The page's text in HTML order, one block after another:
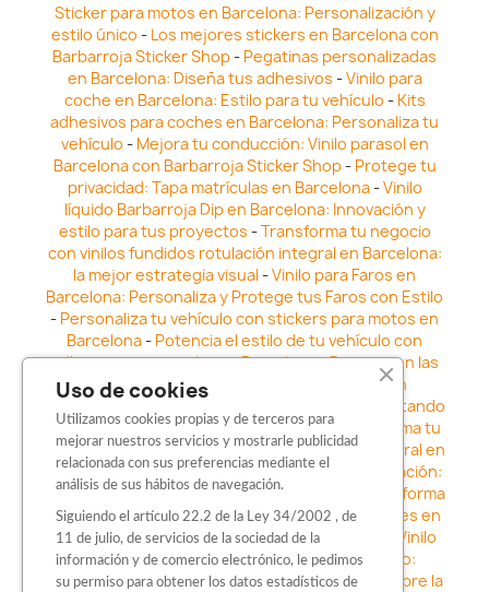
Sticker para motos en Barcelona: Personalización y
estilo único - Los mejores stickers en Barcelona con
Barbarroja Sticker Shop- Pegatinas personalizadas
en Barcelona: Diseña tus adhesivos -Vinilo para
coche en Barcelona: Estilo para tu vehículo - Kits
adhesivos para coches en Barcelona: Personaliza tu
vehículo - Mejora tu conducción: Vinilo parasol en
Barcelona con Barbarroja Sticker Shop- Protege tu
privacidad: Tapa matrículas en Barcelona-Vinilo
líquido Barbarroja Dip en Barcelona: Innovación y
estilo para tus proyectos -Transforma tu negocio
con vinilos fundidos rotulación integral en Barcelona:
la mejor estrategia visual -Vinilo para Faros en
Barcelona: Personaliza y Protege tus Faros con Estilo
- Personaliza tu vehículo con stickers para motos en
Barcelona- Potencia el estilo de tu vehículo con
adhesivos para coche en Barcelona-Destaca en las
calles: Los Mejores stickers para coches en
Vinilo para faros en Barcelona: Resaltando
la Estética y Seguridad del Automóvil- Transforma tu
vehículo con los vinilos fundidos rotulación integral en
Barcelona-Explora la Innovación en Personalización:
Vinilo líquido barbarroja dip en Barcelona
Transforma
tu vehículo con estilo: Kits adhesivos para coches en
Barcelona-Personaliza tu vehículo con estilo: Vinilo
para coche en Barcelona-Destaca con Estilo:
Pegatinas personalizadas en Barcelona -Descubre la
Uso de cookies
Utilizamos cookies propias y de terceros para
mejorar nuestros servicios y mostrarle publicidad
relacionada con sus preferencias mediante el
análisis de sus hábitos de navegación.
Siguiendo el artículo 22.2 de la Ley 34/2002 , de
11 de julio, de servicios de la sociedad de la
información y de comercio electrónico, le pedimos
su permiso para obtener los datos estadísticos de